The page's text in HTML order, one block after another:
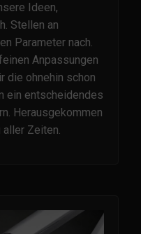
Ideen,
Stellen an
Parameter nach.
Anpassungen
die ohnehin schon
ein entscheidendes
Herausgekommen
Zeiten.